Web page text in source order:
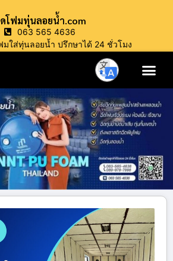
โฟมทุ่นลอยน้ำ.com
063 565 4636
ใส่ทุ่นลอยน้ำ ปรึกษาได้ 24 ชั่วโมง